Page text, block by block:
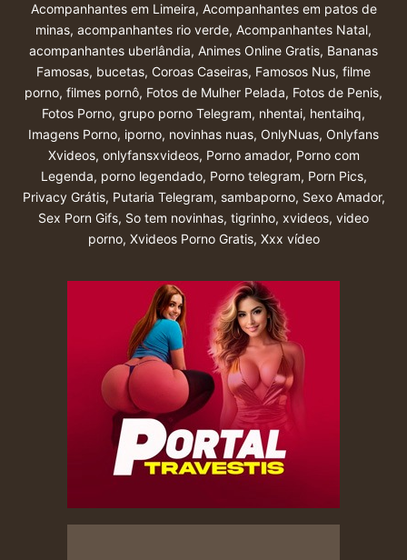
Acompanhantes em Limeira, Acompanhantes em patos de
minas, acompanhantes rio verde, Acompanhantes Natal,
acompanhantes uberlândia, Animes Online Gratis, Bananas
Famosas, bucetas, Coroas Caseiras, Famosos Nus, filme
porno, filmes pornô, Fotos de Mulher Pelada, Fotos de Penis,
Fotos Porno, grupo porno Telegram, nhentai, hentaihq,
Imagens Porno, iporno, novinhas nuas, OnlyNuas, Onlyfans
Xvideos, onlyfansxvideos, Porno amador, Porno com
Legenda, porno legendado, Porno telegram, Porn Pics,
Privacy Grátis, Putaria Telegram, sambaporno, Sexo Amador,
Sex Porn Gifs, So tem novinhas, tigrinho, xvideos, video
porno, Xvideos Porno Gratis, Xxx vídeo